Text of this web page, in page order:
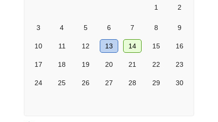
1 2
3 4 5 6 7 8 9
10 11 12 13 14 15 16
17 18 19 20 21 22 23
24 25 26 27 28 29 30